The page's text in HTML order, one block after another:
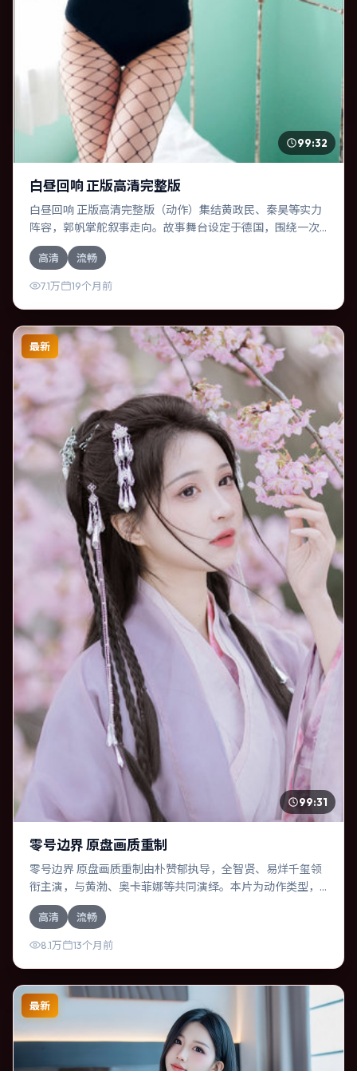
99:32
白昼回响 正版高清完整版
白昼回响 正版高清完整版（动作）集结黄政民、秦昊等实力
阵容，郭帆掌舵叙事走向。故事舞台设定于德国，围绕一次
意外选择展开连锁反应；配乐与色彩高度服务于主题，结尾
留白耐人寻味。
高清 流畅
7.1万 19个月前
最新
99:31
零号边界 原盘画质重制
零号边界 原盘画质重制由朴赞郁执导，全智贤、易烊千玺领
衔主演，与黄渤、奥卡菲娜等共同演绎。本片为动作类型，
主要班底与取景来自中国大陆。时间循环困住主角，每一次
醒来规则都在改变。影片整体气质克制，节奏紧凑，人物动
机清晰，适合喜欢强情节与细腻表演的观众。
高清 流畅
8.1万 13个月前
最新